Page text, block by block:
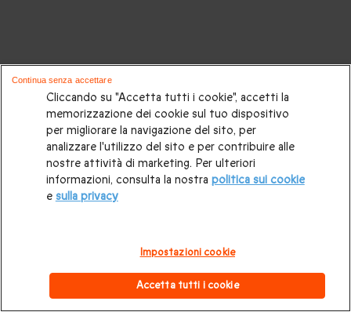
Cliccando su "Accetta tutti i cookie", accetti la
memorizzazione dei cookie sul tuo dispositivo
per migliorare la navigazione del sito, per
analizzare l'utilizzo del sito e per contribuire alle
nostre attività di marketing. Per ulteriori
informazioni, consulta la nostra politica sui cookie
e sulla privacy
Impostazioni cookie
Accetta tutti i cookie
Continua senza accettare